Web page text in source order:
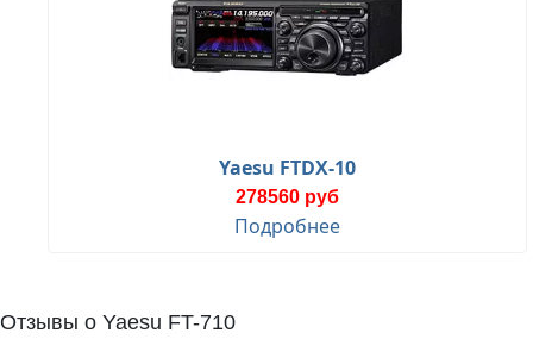
Yaesu FTDX-10
278560 руб
Подробнее
Отзывы о Yaesu FT-710